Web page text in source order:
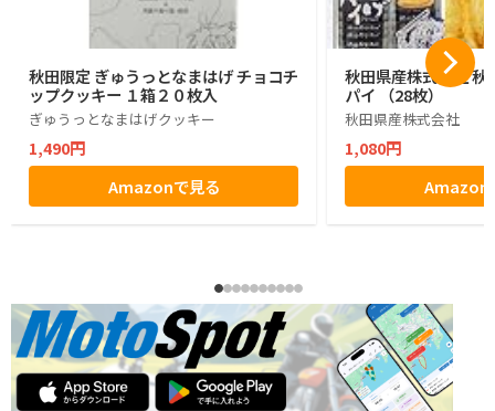
秋田限定 ぎゅうっとなまはげ チョコチ
ップクッキー １箱２０枚入
ぎゅうっとなまはげクッキー
1,490円
Amazonで見る
秋田県産株式会社 秋
パイ （28枚）
秋田県産株式会社
1,080円
Amazon